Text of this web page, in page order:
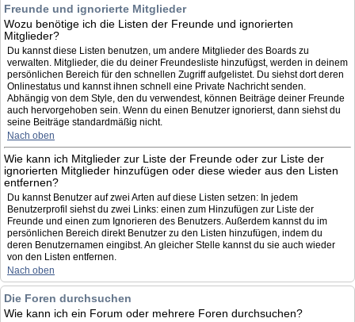
Freunde und ignorierte Mitglieder
Wozu benötige ich die Listen der Freunde und ignorierten
Mitglieder?
Du kannst diese Listen benutzen, um andere Mitglieder des Boards zu
verwalten. Mitglieder, die du deiner Freundesliste hinzufügst, werden in deinem
persönlichen Bereich für den schnellen Zugriff aufgelistet. Du siehst dort deren
Onlinestatus und kannst ihnen schnell eine Private Nachricht senden.
Abhängig von dem Style, den du verwendest, können Beiträge deiner Freunde
auch hervorgehoben sein. Wenn du einen Benutzer ignorierst, dann siehst du
seine Beiträge standardmäßig nicht.
Nach oben
Wie kann ich Mitglieder zur Liste der Freunde oder zur Liste der
ignorierten Mitglieder hinzufügen oder diese wieder aus den Listen
entfernen?
Du kannst Benutzer auf zwei Arten auf diese Listen setzen: In jedem
Benutzerprofil siehst du zwei Links: einen zum Hinzufügen zur Liste der
Freunde und einen zum Ignorieren des Benutzers. Außerdem kannst du im
persönlichen Bereich direkt Benutzer zu den Listen hinzufügen, indem du
deren Benutzernamen eingibst. An gleicher Stelle kannst du sie auch wieder
von den Listen entfernen.
Nach oben
Die Foren durchsuchen
Wie kann ich ein Forum oder mehrere Foren durchsuchen?